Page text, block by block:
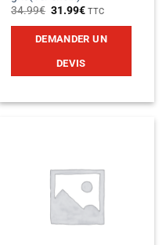
34.99€ Le
initial
était :
31.99€Le
actuel
est :
TTC
DEMANDER UN
DEVIS